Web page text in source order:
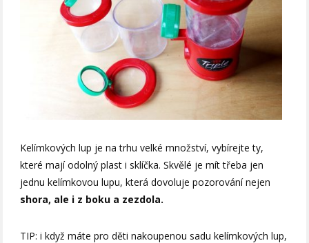
Kelímkových lup je na trhu velké množství, vybírejte ty,
které mají odolný plast i sklíčka. Skvělé je mít třeba jen
jednu kelímkovou lupu, která dovoluje pozorování nejen
shora, ale i z boku a zezdola.
TIP: i když máte pro děti nakoupenou sadu kelímkových lup,